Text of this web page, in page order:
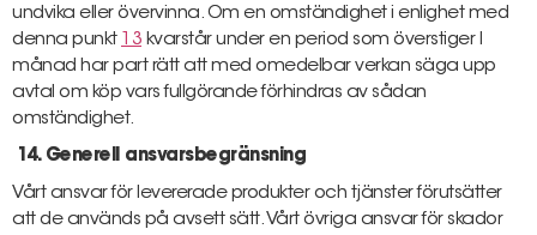
undvika eller övervinna. Om en omständighet i enlighet med
denna punkt
13 kvarstår under en period som överstiger l
månad har part rätt att med omedelbar verkan säga upp
avtal om köp vars fullgörande förhindras av sådan
omständighet.
14. Generell ansvarsbegränsning
Vårt ansvar för levererade produkter och tjänster förutsätter
att de används på avsett sätt. Vårt övriga ansvar för skador